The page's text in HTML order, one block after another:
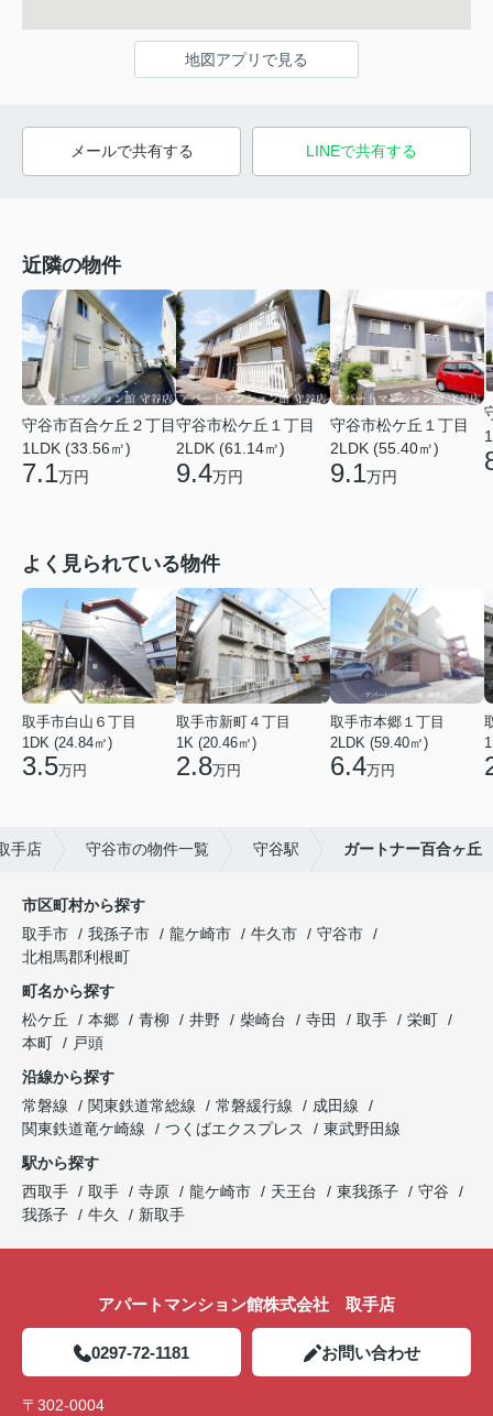
地図アプリで見る
メールで共有する LINEで共有する
近隣の物件
守谷市百合ケ丘２丁目
1LDK (33.56㎡)
7.1万円
守谷市松ケ丘１丁目
2LDK (61.14㎡)
9.4万円
守谷市松ケ丘１丁目
2LDK (55.40㎡)
9.1万円
よく見られている物件
取手市白山６丁目
1DK (24.84㎡)
3.5万円
取手市新町４丁目
1K (20.46㎡)
2.8万円
取手市本郷１丁目
2LDK (59.40㎡)
6.4万円
手店 守谷市の物件一覧 守谷駅 ガートナー百合ヶ丘
市区町村から探す
取手市
我孫子市 龍ケ崎市 牛久市
守谷市
北相馬郡利根町
町名から探す
松ケ丘
本郷 青柳 井野 柴崎台 寺田 取手
栄町
本町
戸頭
沿線から探す
常磐線
関東鉄道常総線 常磐緩行線
成田線
関東鉄道竜ケ崎線
つくばエクスプレス
東武野田線
駅から探す
西取手
取手 寺原 龍ケ崎市 天王台 東我孫子
守谷
我孫子
牛久 新取手
アパートマンション館株式会社 取手店
0297-72-1181 お問い合わせ
〒302-0004